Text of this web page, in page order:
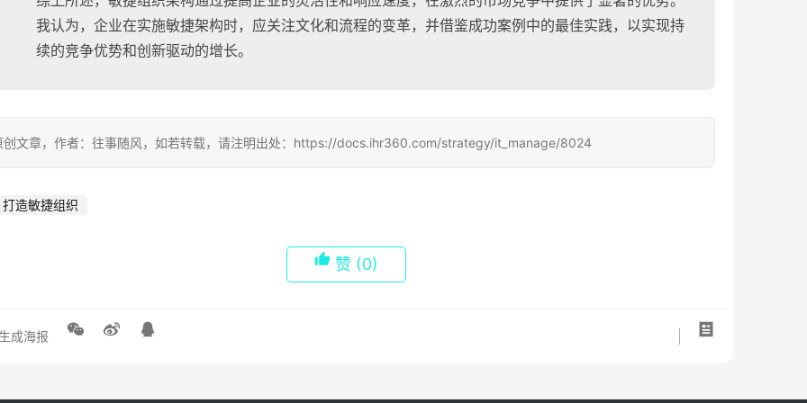
我认为，企业在实施敏捷架构时，应关注文化和流程的变革，并借鉴成功案例中的最佳实践，以实现持
续的竞争优势和创新驱动的增长。
创文章，作者：往事随风，如若转载，请注明出处：https://docs.ihr360.com/strategy/it_manage/8024
打造敏捷组织
赞 (0)
成海报